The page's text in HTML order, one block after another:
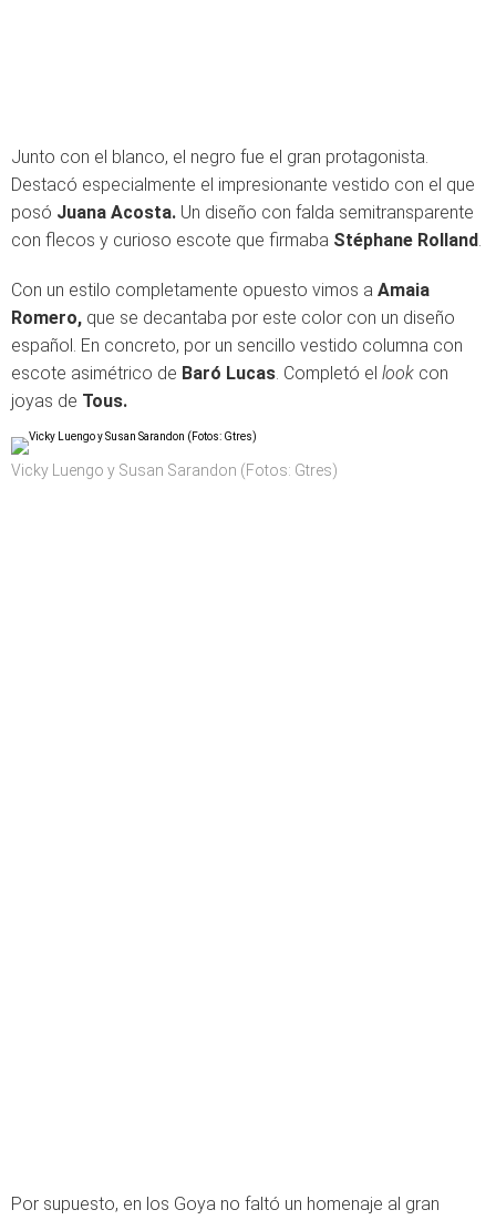
Junto con el blanco, el negro fue el gran protagonista.
Destacó especialmente el impresionante vestido con el que
posó Juana Acosta. Un diseño con falda semitransparente
con flecos y curioso escote que firmaba Stéphane Rolland.
Con un estilo completamente opuesto vimos a Amaia
Romero, que se decantaba por este color con un diseño
español. En concreto, por un sencillo vestido columna con
escote asimétrico de Baró Lucas. Completó el look con
joyas de Tous.
Vicky Luengo y Susan Sarandon (Fotos: Gtres)
Por supuesto, en los Goya no faltó un homenaje al gran